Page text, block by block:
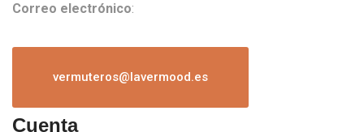
Correo electrónico:
vermuteros@lavermood.es
Cuenta